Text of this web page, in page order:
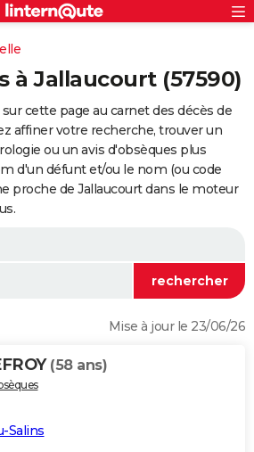
à Jallaucourt (57590)
cette page au carnet des décès de
affiner votre recherche, trouver un
ou un avis d'obsèques plus
d'un défunt et/ou le nom (ou code
proche de Jallaucourt dans le moteur
Mise à jour le 23/06/26
(58 ans)
Salins